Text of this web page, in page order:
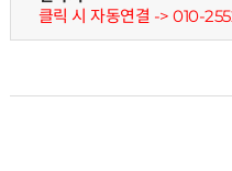
클릭 시 자동연결 -> 010-